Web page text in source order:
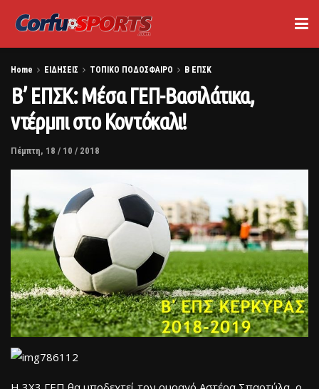
Home ΕΙΔΗΣΕΙΣ ΤΟΠΙΚΟ ΠΟΔΟΣΦΑΙΡΟ Β ΕΠΣΚ
Β’ ΕΠΣΚ: Μέσα ΓΕΠ-Βασιλάτικα,
ντέρμπι στο Κοντόκαλι!
Πέμπτη, 18 / 10 / 2018